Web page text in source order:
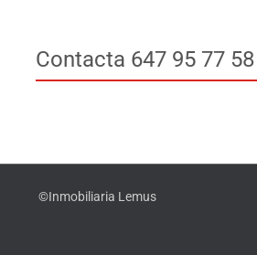
Contacta 647 95 77 58
©Inmobiliaria Lemus